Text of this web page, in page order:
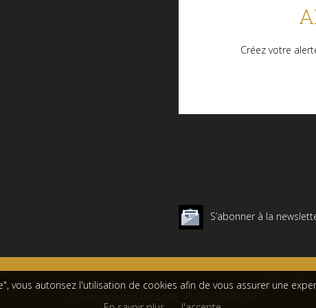
Créez votre
S’abonner à la
légales / nos honoraires-Données personnelles – Design by
vous autorisez l'utilisation de cookies afin de vous assurer une